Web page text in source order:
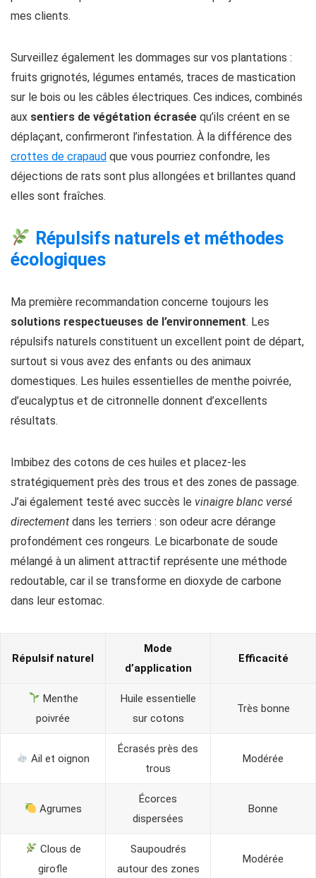
mes clients.
Surveillez également les dommages sur vos plantations :
fruits grignotés, légumes entamés, traces de mastication
sur le bois ou les câbles électriques. Ces indices, combinés
aux sentiers de végétation écrasée qu’ils créent en se
déplaçant, confirmeront l’infestation. À la différence des
crottes de crapaud que vous pourriez confondre, les
déjections de rats sont plus allongées et brillantes quand
elles sont fraîches.
Répulsifs naturels et méthodes
écologiques
Ma première recommandation concerne toujours les
solutions respectueuses de l’environnement. Les
répulsifs naturels constituent un excellent point de départ,
surtout si vous avez des enfants ou des animaux
domestiques. Les huiles essentielles de menthe poivrée,
d’eucalyptus et de citronnelle donnent d’excellents
résultats.
Imbibez des cotons de ces huiles et placez-les
stratégiquement près des trous et des zones de passage.
J’ai également testé avec succès le vinaigre blanc versé
directement dans les terriers : son odeur acre dérange
profondément ces rongeurs. Le bicarbonate de soude
mélangé à un aliment attractif représente une méthode
redoutable, car il se transforme en dioxyde de carbone
dans leur estomac.
Répulsif naturel
Mode
d’application
Efficacité
Menthe
poivrée
Huile essentielle
sur cotons
Très bonne
Ail et oignon
Écrasés près des
trous
Modérée
Agrumes
Écorces
dispersées
Bonne
Clous de
girofle
Saupoudrés
autour des zones
Modérée